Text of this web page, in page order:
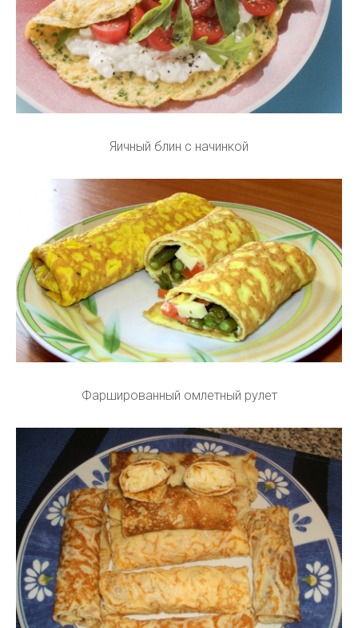
Яичный блин с начинкой
Фаршированный омлетный рулет